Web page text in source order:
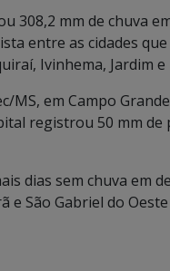
308,2 mm de chuva
entre as cidades
Ivinhema, Jardim e
MS, em Campo
registrou 50 mm de
dias sem chuva em
e São Gabriel do